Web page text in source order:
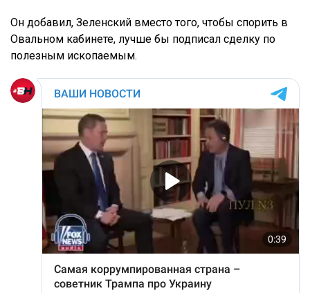
Он добавил, Зеленский вместо того, чтобы спорить в
Овальном кабинете, лучше бы подписал сделку по
полезным ископаемым.